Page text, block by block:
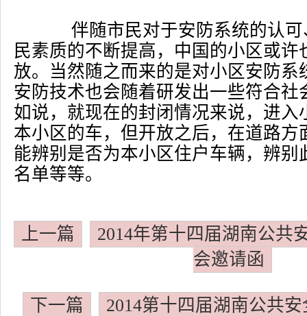
伴随市民对于安防系统的认可
民素质的不断提高，中国的小区或许
放。当然随之而来的是对小区安防系
安防技术也会随着研发出一些符合社
如说，就现在的封闭情况来说，进入
本小区的车，但开放之后，在道路方
能辨别是否为本小区住户车辆，辨别
名单等等。
上一篇
2014年第十四届湖南公共
会邀请函
下一篇
2014第十四届湖南公共